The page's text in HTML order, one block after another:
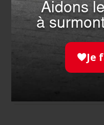
INTERNATIONAL-
L’Ordre de
maintient sa
Moyen-Orient
Aidons
à
Je